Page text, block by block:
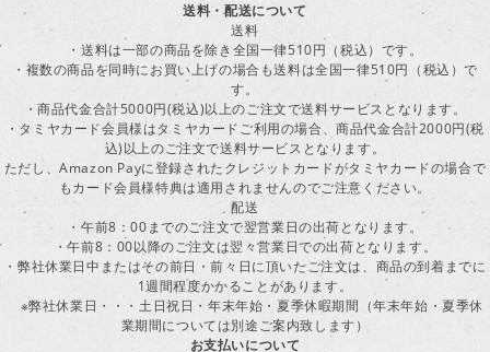
送料・配送について
送料
・送料は一部の商品を除き全国一律510円（税込）です。
・複数の商品を同時にお買い上げの場合も送料は全国一律510円（税込）で
す。
・商品代金合計5000円(税込)以上のご注文で送料サービスとなります。
・タミヤカード会員様はタミヤカードご利用の場合、商品代金合計2000円(税
込)以上のご注文で送料サービスとなります。
ただし、Amazon Payに登録されたクレジットカードがタミヤカードの場合で
もカード会員様特典は適用されませんのでご注意ください。
配送
・午前8：00までのご注文で翌営業日の出荷となります。
・午前8：00以降のご注文は翌々営業日での出荷となります。
・弊社休業日中またはその前日・前々日に頂いたご注文は、商品の到着までに
1週間程度かかることがあります。
※弊社休業日・・・土日祝日・年末年始・夏季休暇期間（年末年始・夏季休
業期間については別途ご案内致します）
お支払いについて